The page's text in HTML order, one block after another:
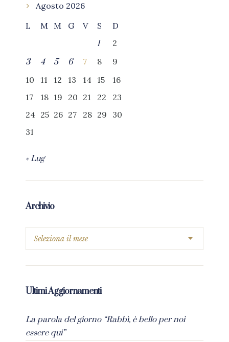
Agosto 2026
L
M M G V S
D
1
2
3
4 5 6 7 8
9
10
11 12 13 14 15
16
17
18 19 20 21 22
23
24 25 26 27 28 29
30
31
« Lug
Archivio
Ultimi Aggiornamenti
La parola del giorno “Rabbì, è bello per noi
essere qui”